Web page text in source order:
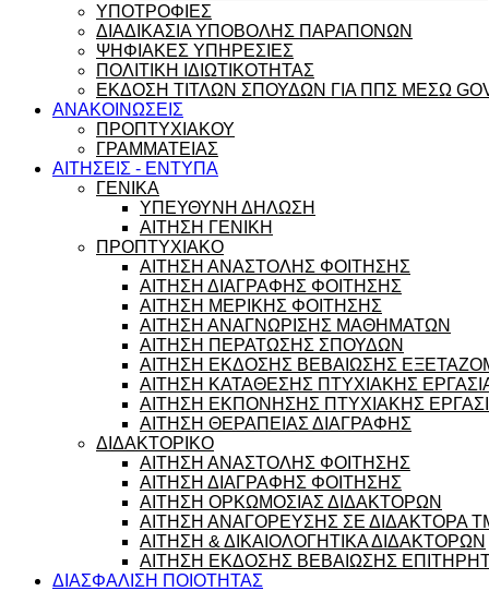
ΥΠΟΤΡΟΦΙΕΣ
ΔΙΑΔΙΚΑΣΙΑ ΥΠΟΒΟΛΗΣ ΠΑΡΑΠΟΝΩΝ
ΨΗΦΙΑΚΕΣ ΥΠΗΡΕΣΙΕΣ
ΠΟΛΙΤΙΚΗ ΙΔΙΩΤΙΚΟΤΗΤΑΣ
ΕΚΔΟΣΗ ΤΙΤΛΩΝ ΣΠΟΥΔΩΝ ΓΙΑ ΠΠΣ ΜΕΣΩ
ΑΝΑΚΟΙΝΩΣΕΙΣ
ΠΡΟΠΤΥΧΙΑΚΟΥ
ΓΡΑΜΜΑΤΕΙΑΣ
ΑΙΤΗΣΕΙΣ - ΕΝΤΥΠΑ
ΓΕΝΙΚΑ
ΥΠΕΥΘΥΝΗ ΔΗΛΩΣΗ
ΑΙΤΗΣΗ ΓΕΝΙΚΗ
ΠΡΟΠΤΥΧΙΑΚΟ
ΑΙΤΗΣΗ ΑΝΑΣΤΟΛΗΣ ΦΟΙΤΗΣΗΣ
ΑΙΤΗΣΗ ΔΙΑΓΡΑΦΗΣ ΦΟΙΤΗΣΗΣ
ΑΙΤΗΣΗ ΜΕΡΙΚΗΣ ΦΟΙΤΗΣΗΣ
ΑΙΤΗΣΗ ΑΝΑΓΝΩΡΙΣΗΣ ΜΑΘΗΜΑΤΩΝ
ΑΙΤΗΣΗ ΠΕΡΑΤΩΣΗΣ ΣΠΟΥΔΩΝ
ΑΙΤΗΣΗ ΕΚΔΟΣΗΣ ΒΕΒΑΙΩΣΗΣ
ΑΙΤΗΣΗ ΚΑΤΑΘΕΣΗΣ ΠΤΥΧΙΑΚΗΣ
ΑΙΤΗΣΗ ΕΚΠΟΝΗΣΗΣ ΠΤΥΧΙΑΚΗΣ
ΑΙΤΗΣΗ ΘΕΡΑΠΕΙΑΣ ΔΙΑΓΡΑΦΗΣ
ΔΙΔΑΚΤΟΡΙΚΟ
ΑΙΤΗΣΗ ΑΝΑΣΤΟΛΗΣ ΦΟΙΤΗΣΗΣ
ΑΙΤΗΣΗ ΔΙΑΓΡΑΦΗΣ ΦΟΙΤΗΣΗΣ
ΑΙΤΗΣΗ ΟΡΚΩΜΟΣΙΑΣ ΔΙΔΑΚΤΟΡΩΝ
ΑΙΤΗΣΗ ΑΝΑΓΟΡΕΥΣΗΣ ΣΕ ΔΙΔΑΚΤΟΡΑ
ΑΙΤΗΣΗ & ΔΙΚΑΙΟΛΟΓΗΤΙΚΑ ΔΙΔΑΚΤΟΡΩΝ
ΑΙΤΗΣΗ ΕΚΔΟΣΗΣ ΒΕΒΑΙΩΣΗΣ
ΔΙΑΣΦΑΛΙΣΗ ΠΟΙΟΤΗΤΑΣ